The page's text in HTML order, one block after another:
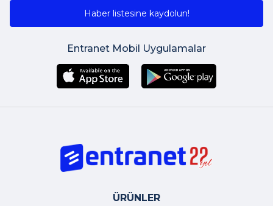
Haber listesine kaydolun!
Entranet Mobil Uygulamalar
ÜRÜNLER